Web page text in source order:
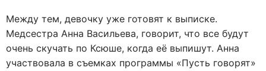
Между тем, девочку уже готовят к выписке.
Медсестра Анна Васильева, говорит, что все будут
очень скучать по Ксюше, когда её выпишут. Анна
участвовала в съемках программы «Пусть говорят»